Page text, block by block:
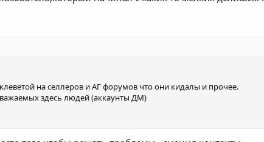
на селлеров и АГ форумов что они кидалы и прочее.
здесь людей (аккаунты ДМ)